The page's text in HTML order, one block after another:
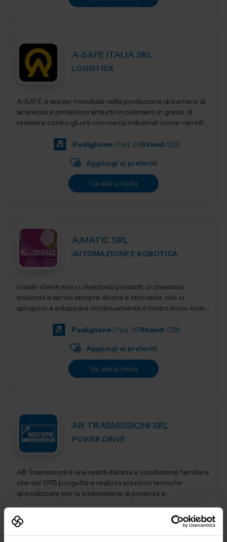
A-SAFE ITALIA SRL
LOGISTICA
A-SAFE è leader mondiale nella produzione di barriere di
sicurezza e protezioni antiurto in polimero in grado di
resistere contro gli urti con mezzi industriali come carrelli
Padiglione: Pad. 29Stand: B23
Aggiungi ai preferiti
Vai alla scheda
A.MATIC SRL
AUTOMAZIONE E ROBOTICA
I nostri clienti non ci chiedono prodotti, ci chiedono
soluzioni e servizi sempre diversi e innovativi, che ci
spingono a sviluppare continuamente il nostro know-how,
Padiglione: Pad. 30Stand: C38
Aggiungi ai preferiti
Vai alla scheda
AB TRASMISSIONI SRL
POWER DRIVE
AB Trasmissioni è una realtà italiana a conduzione familiare
che dal 1975 progetta e realizza soluzioni tecniche
specializzate per la trasmissione di potenza e
E92
Aggiungi ai preferiti